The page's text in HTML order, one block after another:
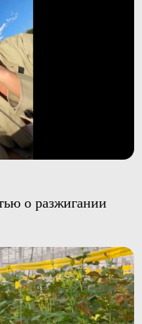
о разжигании